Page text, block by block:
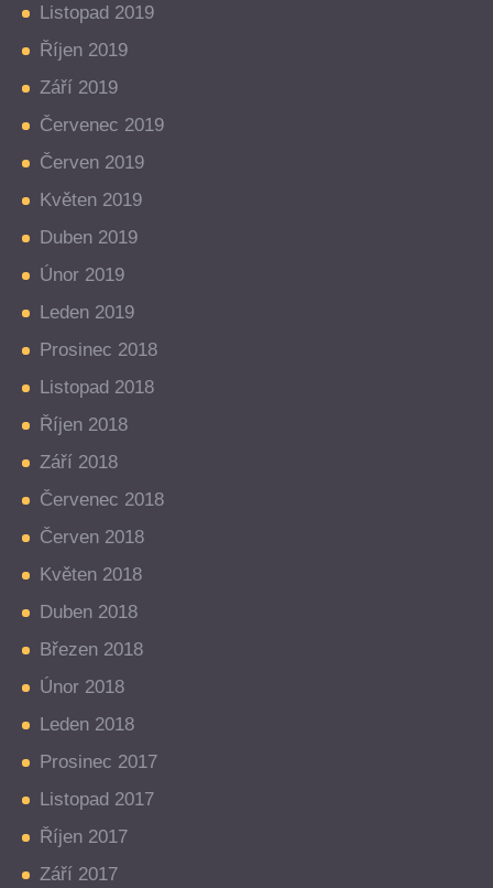
Listopad 2019
Říjen 2019
Září 2019
Červenec 2019
Červen 2019
Květen 2019
Duben 2019
Únor 2019
Leden 2019
Prosinec 2018
Listopad 2018
Říjen 2018
Září 2018
Červenec 2018
Červen 2018
Květen 2018
Duben 2018
Březen 2018
Únor 2018
Leden 2018
Prosinec 2017
Listopad 2017
Říjen 2017
Září 2017